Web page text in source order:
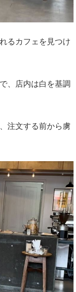
るカフェを見つけ
、店内は白を基調
注文する前から虜